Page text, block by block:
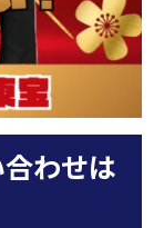
わせは